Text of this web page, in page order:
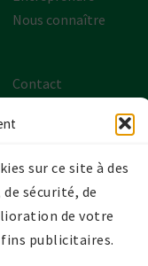
sur ce site à des
sécurité, de
de votre
fins publicitaires.
Nous connaître
Contact
Mentions légales
confidentialité
Politique de
cookies UE